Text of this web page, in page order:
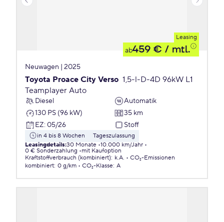
Leasing
ab459 € / mtl.
Neuwagen | 2025
Toyota Proace City Verso 1,5-l-D-4D 96kW L1
Teamplayer Auto
Diesel
Automatik
130 PS (96 kW)
35 km
EZ: 05/26 Stoff
in 4 bis 8 Wochen
Tageszulassung
Leasingdetails:30 Monate 10.000 km/Jahr
0 € Sonderzahlung
mit Kaufoption
Kraftstoffverbrauch (kombiniert): k.A.
CO₂-Emissionen
kombiniert: 0 g/km CO₂-Klasse: A